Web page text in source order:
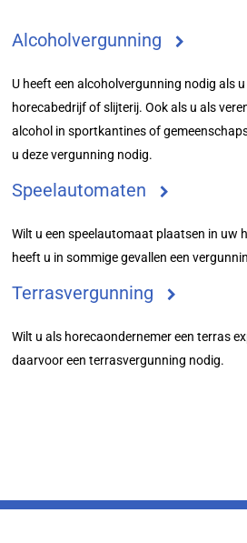
Alcoholvergunning
U heeft een alcoholvergunning nodig als
horecabedrijf of slijterij. Ook als u als
alcohol in sportkantines of
u deze vergunning nodig.
Speelautomaten
Wilt u een speelautomaat plaatsen in uw
heeft u in sommige gevallen een
Terrasvergunning
Wilt u als horecaondernemer een terras
daarvoor een terrasvergunning nodig.